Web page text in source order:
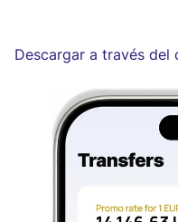
Descargar a través del